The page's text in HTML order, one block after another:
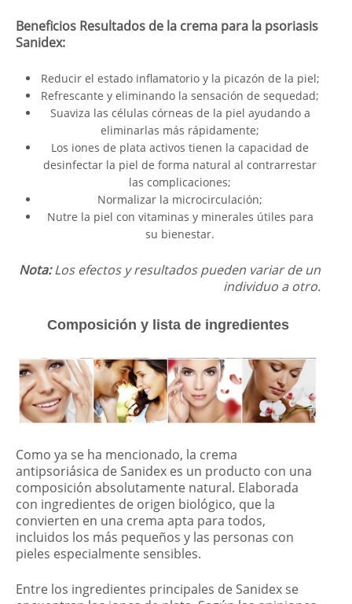
Beneficios Resultados de la crema para la psoriasis
Sanidex:
Reducir el estado inflamatorio y la picazón de la piel;
Refrescante y eliminando la sensación de sequedad;
Suaviza las células córneas de la piel ayudando a
eliminarlas más rápidamente;
Los iones de plata activos tienen la capacidad de
desinfectar la piel de forma natural al contrarrestar
las complicaciones;
Normalizar la microcirculación;
Nutre la piel con vitaminas y minerales útiles para
su bienestar.
Nota:Los efectos y resultados pueden variar de un
individuo a otro.
Composición y lista de ingredientes
Como ya se ha mencionado, la crema
antipsoriásica de Sanidex es un producto con una
composición absolutamente natural. Elaborada
con ingredientes de origen biológico, que la
convierten en una crema apta para todos,
incluidos los más pequeños y las personas con
pieles especialmente sensibles.
Entre los ingredientes principales de Sanidex se